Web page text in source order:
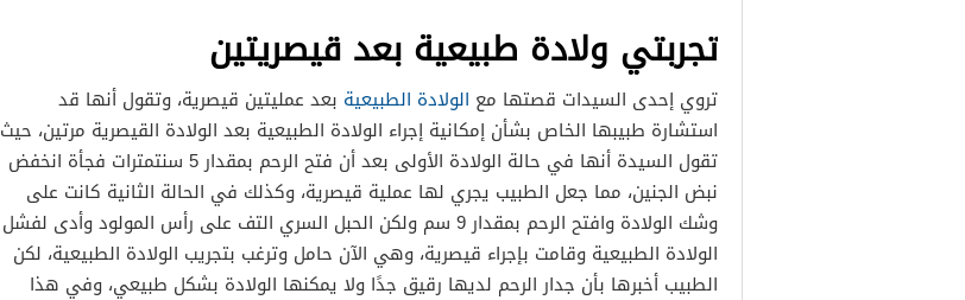
تجربتي ولادة طبيعية بعد قيصريتين
تروي إحدى السيدات قصتها مع الولادة الطبيعية بعد عمليتين قيصرية، وتقول أنها قد
استشارة طبيبها الخاص بشأن إمكانية إجراء الولادة الطبيعية بعد الولادة القيصرية مرتين، حيث
تقول السيدة أنها في حالة الولادة الأولى بعد أن فتح الرحم بمقدار 5 سنتمترات فجأة انخفض
نبض الجنين، مما جعل الطبيب يجري لها عملية قيصرية، وكذلك في الحالة الثانية كانت على
وشك الولادة وافتح الرحم بمقدار 9 سم ولكن الحبل السري التف على رأس المولود وأدى لفشل
الولادة الطبيعية وقامت بإجراء قيصرية، وهي الآن حامل وترغب بتجريب الولادة الطبيعية، لكن
الطبيب أخبرها بأن جدار الرحم لديها رقيق جدًا ولا يمكنها الولادة بشكل طبيعي، وفي هذا